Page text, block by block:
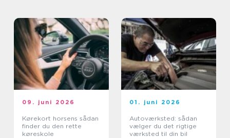
09. juni 2026
Kørekort horsens sådan
finder du den rette
køreskole
01. juni 2026
Autoværksted: sådan
vælger du det rigtige
værksted til din bil